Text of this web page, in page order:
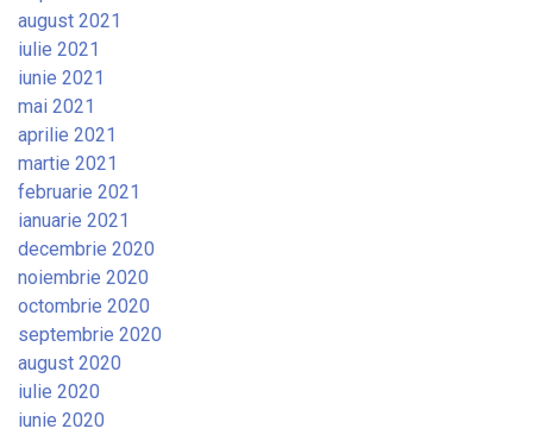
august 2021
iulie 2021
iunie 2021
mai 2021
aprilie 2021
martie 2021
februarie 2021
ianuarie 2021
decembrie 2020
noiembrie 2020
octombrie 2020
septembrie 2020
august 2020
iulie 2020
iunie 2020